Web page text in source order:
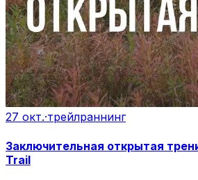
27 окт.·трейлраннинг
Заключительная открытая
Trail